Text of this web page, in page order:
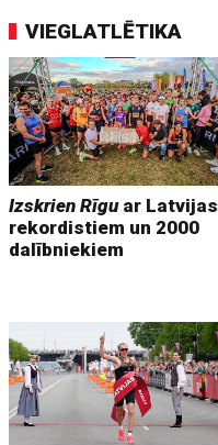
VIEGLATLĒTIKA
Izskrien Rīguar Latvijas
rekordistiem un 2000
dalībniekiem